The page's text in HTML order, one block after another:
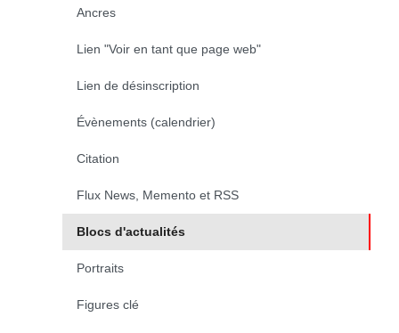
Ancres
Lien "Voir en tant que page web"
Lien de désinscription
Évènements (calendrier)
Citation
Flux News, Memento et RSS
Blocs d'actualités
Portraits
Figures clé